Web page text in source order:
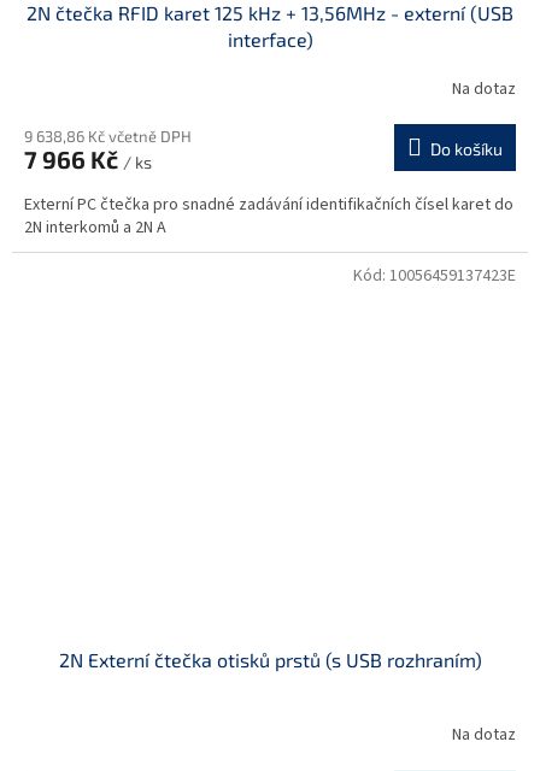
2N čtečka RFID karet 125 kHz + 13,56MHz - externí (USB
interface)
Na dotaz
9 638,86 Kč včetně DPH
7 966 Kč / ks
Do košíku
Externí PC čtečka pro snadné zadávání identifikačních čísel karet do
2N interkomů a 2N A
2N Externí čtečka otisků prstů (s USB rozhraním)
Na dotaz
Kód: 10056459137423E